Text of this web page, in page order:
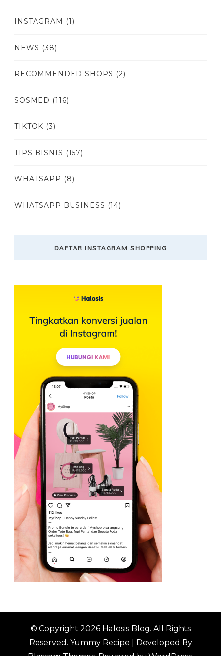
INSTAGRAM (1)
NEWS (38)
RECOMMENDED SHOPS (2)
SOSMED (116)
TIKTOK (3)
TIPS BISNIS (157)
WHATSAPP (8)
WHATSAPP BUSINESS (14)
DAFTAR INSTAGRAM SHOPPING
© Copyright 2026 Halosis Blog. All Rights
Reserved. Yummy Recipe | Developed By